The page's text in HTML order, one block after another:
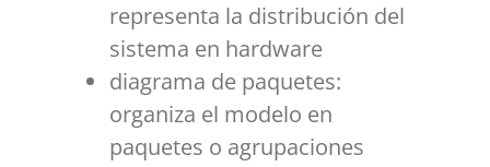
representa la distribución del
sistema en hardware
diagrama de paquetes:
organiza el modelo en
paquetes o agrupaciones